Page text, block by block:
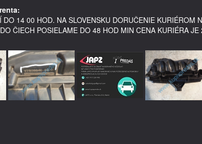
DO 14 00 HOD. NA SLOVENSKU DORUČENIE KURIÉROM
ČIECH POSIELAME DO 48 HOD MIN CENA KURIÉRA JE